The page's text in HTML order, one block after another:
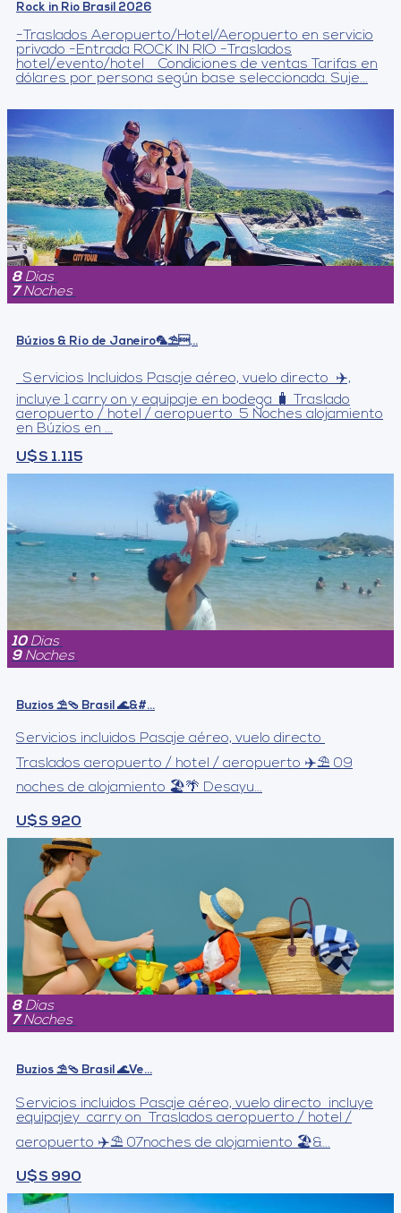
Rock in Rio Brasil 2026
-Traslados Aeropuerto/Hotel/Aeropuerto en servicio
privado -Entrada ROCK IN RIO -Traslados
hotel/evento/hotel Condiciones de ventas Tarifas en
dólares por persona según base seleccionada. Suje...
8Dias
7Noches
Búzios & Río de Janeiro🦜⛱️...
Servicios Incluidos Pasaje aéreo, vuelo directo ✈️,
incluye 1 carry on y equipaje en bodega 🧳 Traslado
aeropuerto / hotel / aeropuerto 5 Noches alojamiento
en Búzios en ...
U$S 1.115
10Dias
9Noches
Buzios ⛱️🩴 Brasil 🌊&#...
Servicios incluidos Pasaje aéreo, vuelo directo
Traslados aeropuerto / hotel / aeropuerto ✈️⛱️ 09
noches de alojamiento 🏖️🌴 Desayu...
U$S 920
8Dias
7Noches
Buzios ⛱️🩴 Brasil 🌊Ve...
Servicios incluidos Pasaje aéreo, vuelo directo incluye
equipajey carry on Traslados aeropuerto / hotel /
aeropuerto ✈️⛱️ 07noches de alojamiento 🏖&...
U$S 990